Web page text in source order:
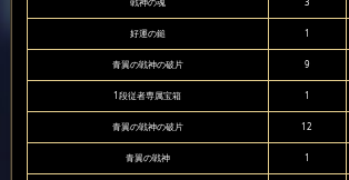
戦神の魂 3
好運の鎚 1
青翼の戦神の破片 9
1段従者専属宝箱 1
青翼の戦神の破片 12
青翼の戦神 1